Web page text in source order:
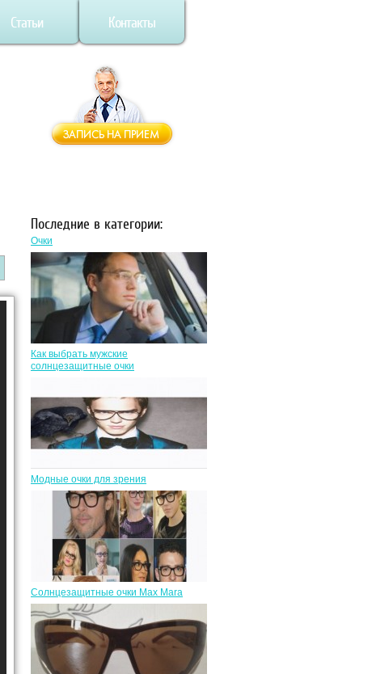
Статьи Контакты
Последние в категории:
Очки
Как выбрать мужские
солнцезащитные очки
Модные очки для зрения
Солнцезащитные очки Max Mara